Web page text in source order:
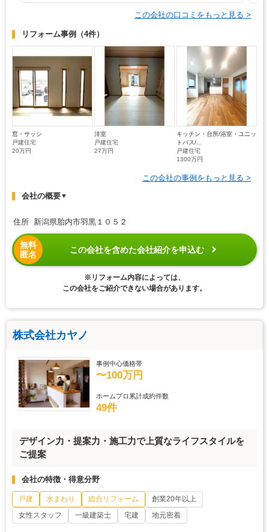
この会社の口コミをもっと見る >
リフォーム事例 （4件）
窓・サッシ
戸建住宅
20万円
洋室
戸建住宅
27万円
キッチン・台所/浴室・ユニッ
トバス/...
戸建住宅
1300万円
この会社の事例をもっと見る >
会社の概要▼
住所 新潟県胎内市羽黒１０５２
無料
匿名
この会社を含めた会社紹介を申込む
※リフォーム内容によっては、
この会社をご紹介できない場合があります。
株式会社カヤノ
事例中心価格帯
〜100万円
ホームプロ累計成約件数
49件
デザイン力・提案力・施工力で上質なライフスタイルを
ご提案
会社の特徴・得意分野
戸建 水まわり 総合リフォーム
創業20年以上
女性スタッフ
一級建築士 宅建 地元密着